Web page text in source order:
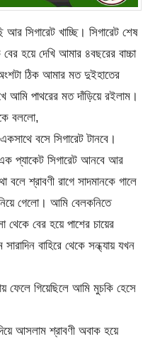
সিগারেট খাচ্ছি। সিগারেট শেষ
হয়ে দেখি আমার ৪বছরের বাচ্চা
ঠিক আমার মত দুইহাতের
আমি পাথরের মত দাঁড়িয়ে রইলাম।
বললো,
বসে সিগারেট টানবে।
প্যাকেট সিগারেট আনবে আর
শ্রাবণী রাগে সাদমানকে গালে
গেলো। আমি বেলকনিতে
থেকে বের হয়ে পাশের চায়ের
বাহিরে থেকে সন্ধ্যায় যখন
ফেলে গিয়েছিলে আমি মুচকি হেসে
আসলাম শ্রাবণী অবাক হয়ে